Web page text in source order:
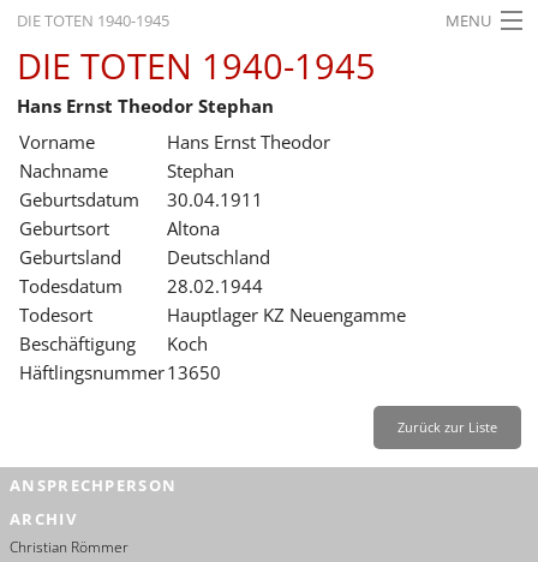
DIE TOTEN 1940-1945 MENU
STARTSEITE
AKTUELLES
AUSSTELLUNGEN
GESCHICHTE
BILDUNG
FORSCHUNG
SERVICE
Leichte Sprache
DIE TOTEN 1940-1945
Hans Ernst Theodor Stephan
Vorname
Hans Ernst Theodor
Nachname
Stephan
Geburtsdatum
30.04.1911
Geburtsort
Altona
Geburtsland
Deutschland
Todesdatum
28.02.1944
Todesort
Hauptlager KZ Neuengamme
Beschäftigung
Koch
Häftlingsnummer13650
Zurück zur Liste
ANSPRECHPERSON
ARCHIV
Christian Römmer